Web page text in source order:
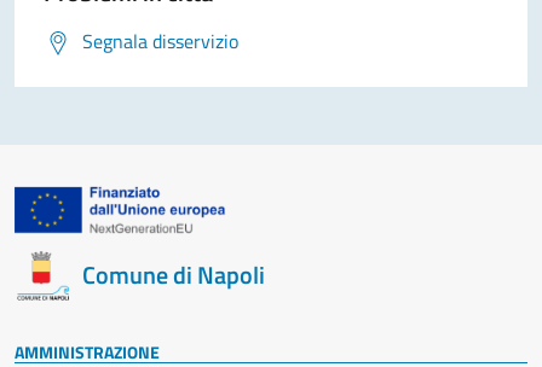
Segnala disservizio
Comune di Napoli
AMMINISTRAZIONE